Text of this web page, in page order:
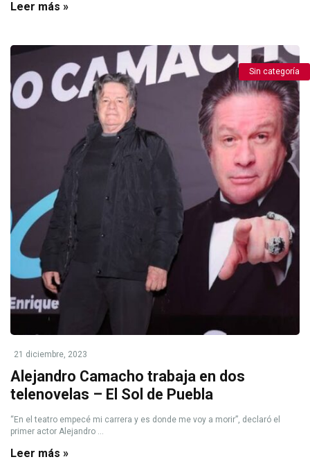
Leer más »
Sin categoría
21 diciembre, 2023
Alejandro Camacho trabaja en dos
telenovelas – El Sol de Puebla
“En el teatro empecé mi carrera y es donde me voy a morir”, declaró el
primer actor Alejandro ...
Leer más »